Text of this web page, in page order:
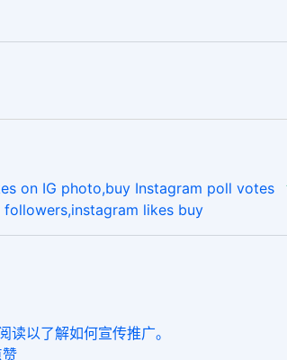
on IG photo,buy Instagram poll votes
followers,instagram likes buy
以了解如何宣传推广。